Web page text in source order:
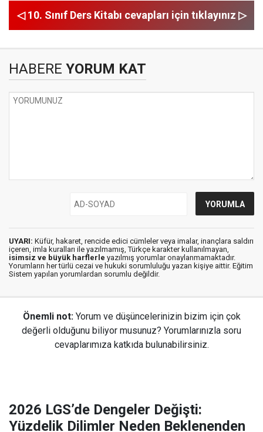
◁ 10. Sınıf Ders Kitabı cevapları için tıklayınız ▷
HABERE YORUM KAT
UYARI: Küfür, hakaret, rencide edici cümleler veya imalar, inançlara saldırı
içeren, imla kuralları ile yazılmamış, Türkçe karakter kullanılmayan,
isimsiz ve büyük harflerle yazılmış yorumlar onaylanmamaktadır.
Yorumların her türlü cezai ve hukuki sorumluluğu yazan kişiye aittir. Eğitim
Sistem yapılan yorumlardan sorumlu değildir.
Önemli not: Yorum ve düşüncelerinizin bizim için çok
değerli olduğunu biliyor musunuz? Yorumlarınızla soru
cevaplarımıza katkıda bulunabilirsiniz.
2026 LGS’de Dengeler Değişti:
Yüzdelik Dilimler Neden Beklenenden